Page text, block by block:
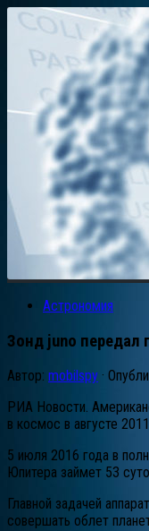
Астрономия
Зонд juno передал
Автор: mobilspy ·
РИА Новости.
в космос в августе
5 июля 2016 года в
Юпитера займет 53
Главной задачей
совершать облет